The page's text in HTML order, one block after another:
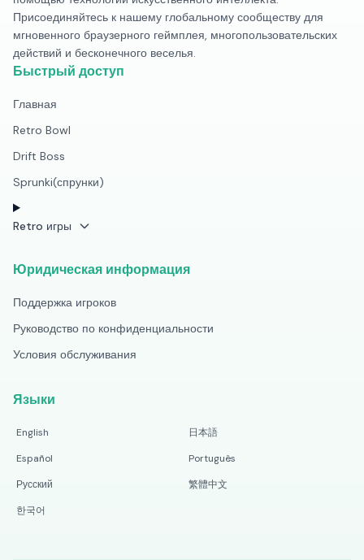
Присоединяйтесь к нашему глобальному сообществу для
мгновенного браузерного геймплея, многопользовательских
действий и бесконечного веселья.
Быстрый доступ
Главная
Retro Bowl
Drift Boss
Sprunki(спрунки)
Retro игры
Юридическая информация
Поддержка игроков
Руководство по конфиденциальности
Условия обслуживания
Языки
English
日本語
Español
Português
Русский
繁體中文
한국어